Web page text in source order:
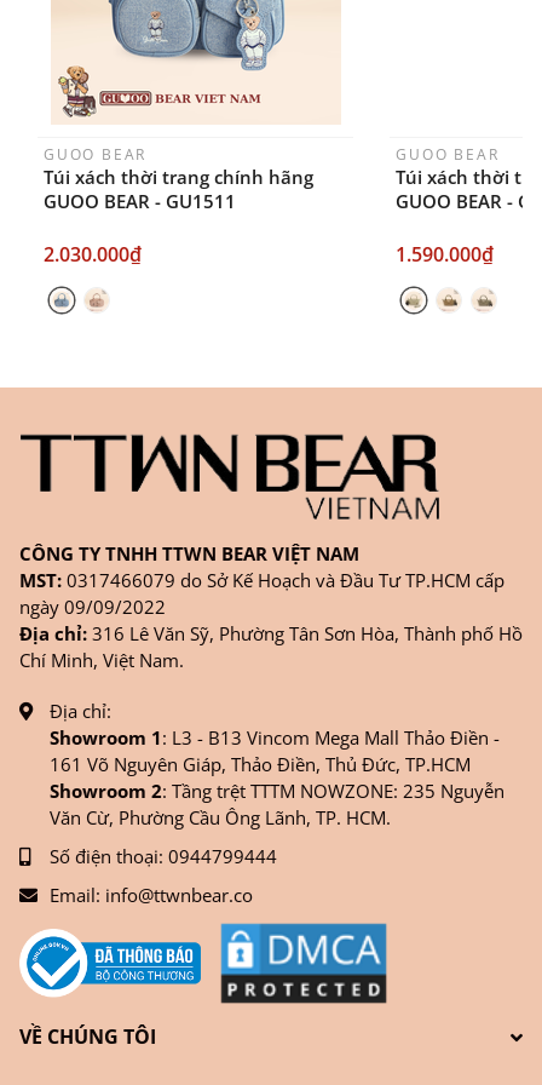
GUOO BEAR
Túi xách thời trang chính hãng
GUOO BEAR - GU1511
2.030.000₫
GUOO BEAR
Túi xách thời
GUOO BEAR -
1.590.000₫
CÔNG TY TNHH TTWN BEAR VIỆT NAM
MST: 0317466079 do Sở Kế Hoạch và Đầu Tư TP.HCM cấp
ngày 09/09/2022
Địa chỉ: 316 Lê Văn Sỹ, Phường Tân Sơn Hòa, Thành phố Hồ
Chí Minh, Việt Nam.
Địa chỉ:
Showroom 1: L3 - B13 Vincom Mega Mall Thảo Điền -
161 Võ Nguyên Giáp, Thảo Điền, Thủ Đức, TP.HCM
Showroom 2: Tầng trệt TTTM NOWZONE: 235 Nguyễn
Văn Cừ, Phường Cầu Ông Lãnh, TP. HCM.
Số điện thoại: 0944799444
Email: info@ttwnbear.co
VỀ CHÚNG TÔI